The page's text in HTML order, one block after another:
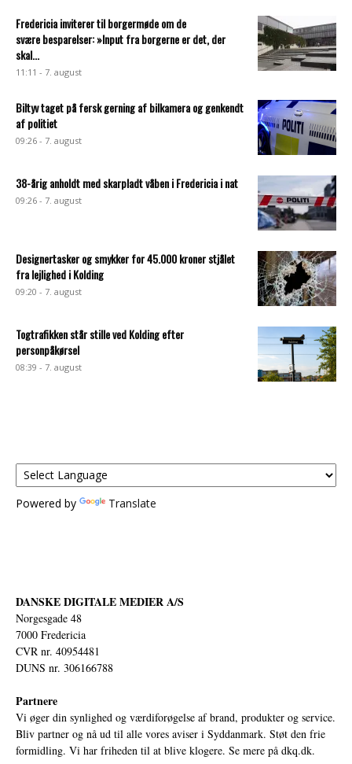
Fredericia inviterer til borgermøde om de
svære besparelser: »Input fra borgerne er det, der
skal...
11:11 - 7. august
Biltyv taget på fersk gerning af bilkamera og genkendt
af politiet
09:26 - 7. august
38-årig anholdt med skarpladt våben i Fredericia i nat
09:26 - 7. august
Designertasker og smykker for 45.000 kroner stjålet
fra lejlighed i Kolding
09:20 - 7. august
Togtrafikken står stille ved Kolding efter
personpåkørsel
08:39 - 7. august
Powered by Translate
DANSKE DIGITALE MEDIER A/S
Norgesgade 48
7000 Fredericia
CVR nr. 40954481
DUNS nr. 306166788
Partnere
Vi øger din synlighed og værdiforøgelse af brand, produkter og service.
Bliv partner og nå ud til alle vores aviser i Syddanmark. Støt den frie
formidling. Vi har friheden til at blive klogere. Se mere på dkq.dk.